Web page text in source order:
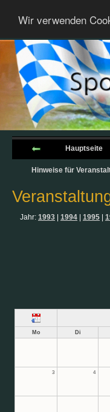
Wir verwenden
Hauptseite
Hinweise für
Jahr: 1993 1994 1995
Mo Di
3 4